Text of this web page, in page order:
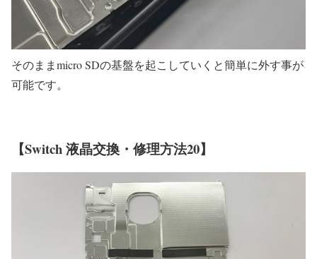
そのままmicro SDの基盤を起こしていくと簡単に外す事が
可能です。
【Switch 液晶交換・修理方法20】